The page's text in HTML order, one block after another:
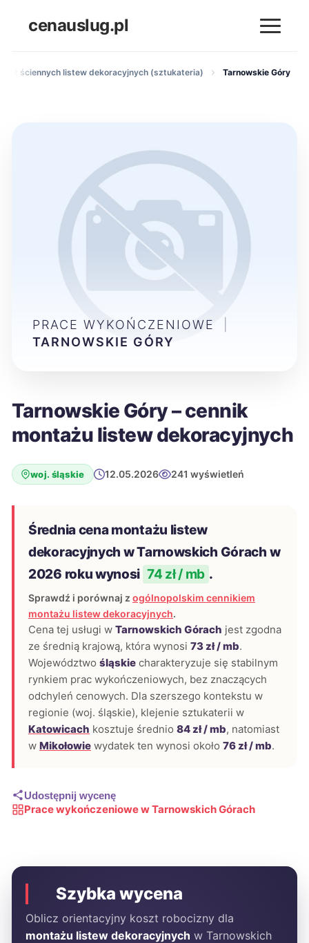
cenauslug.pl
ściennych listew dekoracyjnych (sztukateria) Tarnowskie Góry
Tarnowskie Góry – cennik
montażu listew dekoracyjnych
woj. śląskie 12.05.2026 241 wyświetleń
Średnia cena montażu listew
dekoracyjnych w Tarnowskich Górach w
2026 roku wynosi 74 zł / mb .
Sprawdź i porównaj z ogólnopolskim cennikiem
montażu listew dekoracyjnych.
Cena tej usługi w Tarnowskich Górach jest zgodna
ze średnią krajową, która wynosi 73 zł / mb.
Województwo śląskie charakteryzuje się stabilnym
rynkiem prac wykończeniowych, bez znaczących
odchyleń cenowych. Dla szerszego kontekstu w
regionie (woj. śląskie), klejenie sztukaterii w
Katowicach kosztuje średnio 84 zł / mb, natomiast
w Mikołowie wydatek ten wynosi około 76 zł / mb.
Udostępnij wycenę
Prace wykończeniowe w Tarnowskich Górach
PRACE WYKOŃCZENIOWE
TARNOWSKIE GÓRY
Szybka wycena
Oblicz orientacyjny koszt robocizny dla
montażu listew dekoracyjnych w Tarnowskich